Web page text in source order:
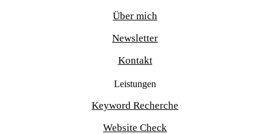
Über mich
Newsletter
Kontakt
Leistungen
Keyword Recherche
Website Check